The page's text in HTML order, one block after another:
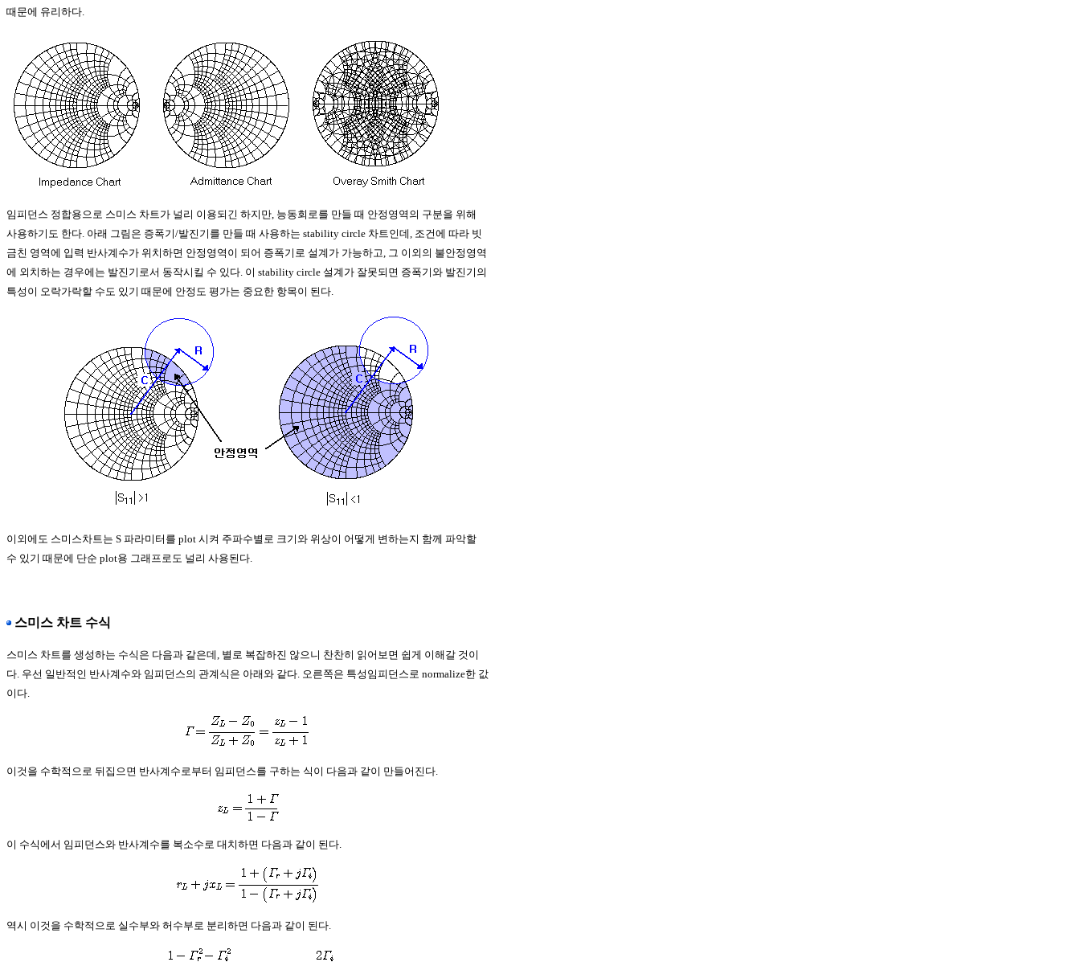
때문에 유리하다.
임피던스 정합용으로 스미스 차트가 널리 이용되긴 하지만, 능동회로를 만들 때 안정영역의 구분을 위해
사용하기도 한다. 아래 그림은 증폭기/발진기를 만들 때 사용하는 stability circle 차트인데, 조건에 따라 빗
금친 영역에 입력 반사계수가 위치하면 안정영역이 되어 증폭기로 설계가 가능하고, 그 이외의 불안정영역
에 외치하는 경우에는 발진기로서 동작시킬 수 있다. 이 stability circle 설계가 잘못되면 증폭기와 발진기의
특성이 오락가락할 수도 있기 때문에 안정도 평가는 중요한 항목이 된다.
이외에도 스미스차트는 S 파라미터를 plot 시켜 주파수별로 크기와 위상이 어떻게 변하는지 함께 파악할
수 있기 때문에 단순 plot용 그래프로도 널리 사용된다.
스미스 차트 수식
스미스 차트를 생성하는 수식은 다음과 같은데, 별로 복잡하진 않으니 찬찬히 읽어보면 쉽게 이해갈 것이
다. 우선 일반적인 반사계수와 임피던스의 관계식은 아래와 같다. 오른쪽은 특성임피던스로 normalize한 값
이다.
이것을 수학적으로 뒤집으면 반사계수로부터 임피던스를 구하는 식이 다음과 같이 만들어진다.
이 수식에서 임피던스와 반사계수를 복소수로 대치하면 다음과 같이 된다.
역시 이것을 수학적으로 실수부와 허수부로 분리하면 다음과 같이 된다.